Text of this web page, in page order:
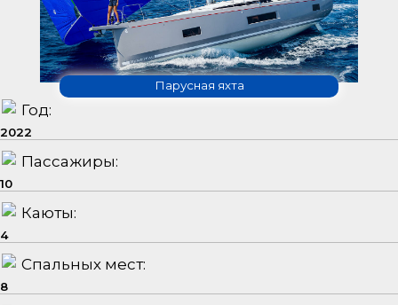
Парусная яхта
Год:
2022
Пассажиры:
10
Каюты:
4
Спальных мест:
8